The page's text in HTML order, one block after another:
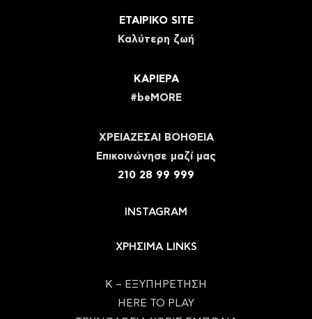
ΕΤΑΙΡΙΚΟ SITE
Καλύτερη ζωή
ΚΑΡΙΕΡΑ
#beMORE
ΧΡΕΙΑΖΕΣΑΙ ΒΟΗΘΕΙΑ
Eπικοινώνησε μαζί μας
210 28 99 999
INSTAGRAM
ΧΡΗΣΙΜΑ LINKS
Κ – ΕΞΥΠΗΡΕΤΗΣΗ
HERE TO PLAY